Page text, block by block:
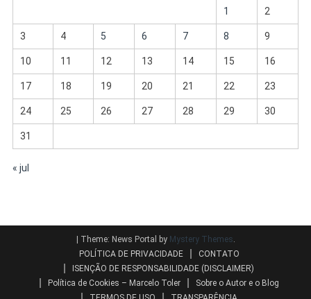
1 2
3 4 5 6 7 8 9
10 11 12 13 14 15 16
17 18 19 20 21 22 23
24 25 26 27 28 29 30
31
« jul
Theme: News Portal by Mystery Themes.
POLÍTICA DE PRIVACIDADE
CONTATO
ISENÇÃO DE RESPONSABILIDADE (DISCLAIMER)
Política de Cookies – Marcelo Toler
Sobre o Autor e o Blog